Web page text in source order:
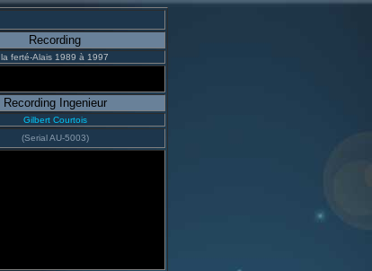
Recording
la ferté-Alais 1989 à 1997
Recording Ingenieur
Gilbert Courtois
(Serial AU-5003)